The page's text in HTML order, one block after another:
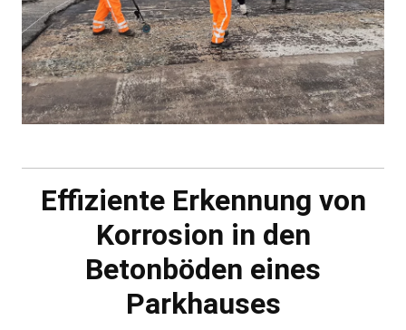
Effiziente Erkennung von
Korrosion in den
Betonböden eines
Parkhauses